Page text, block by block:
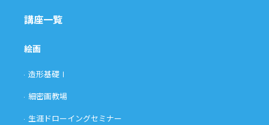
講座一覧
絵画
造形基礎Ⅰ
細密画教場
生涯ドローイングセミナー